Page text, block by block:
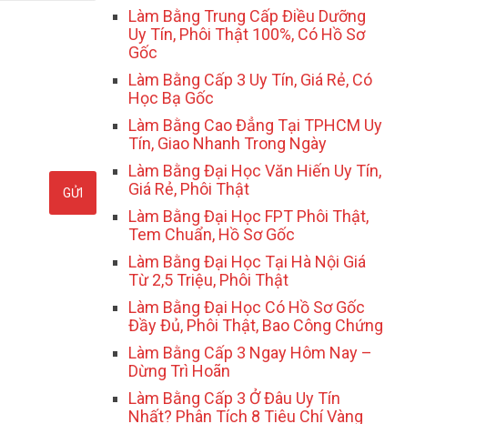
Làm Bằng Trung Cấp Điều Dưỡng
Uy Tín, Phôi Thật 100%, Có Hồ Sơ
Gốc
Làm Bằng Cấp 3 Uy Tín, Giá Rẻ, Có
Học Bạ Gốc
Làm Bằng Cao Đẳng Tại TPHCM Uy
Tín, Giao Nhanh Trong Ngày
Làm Bằng Đại Học Văn Hiến Uy Tín,
Giá Rẻ, Phôi Thật
Làm Bằng Đại Học FPT Phôi Thật,
Tem Chuẩn, Hồ Sơ Gốc
Làm Bằng Đại Học Tại Hà Nội Giá
Từ 2,5 Triệu, Phôi Thật
Làm Bằng Đại Học Có Hồ Sơ Gốc
Đầy Đủ, Phôi Thật, Bao Công Chứng
Làm Bằng Cấp 3 Ngay Hôm Nay –
Dừng Trì Hoãn
Làm Bằng Cấp 3 Ở Đâu Uy Tín
Nhất? Phân Tích 8 Tiêu Chí Vàng